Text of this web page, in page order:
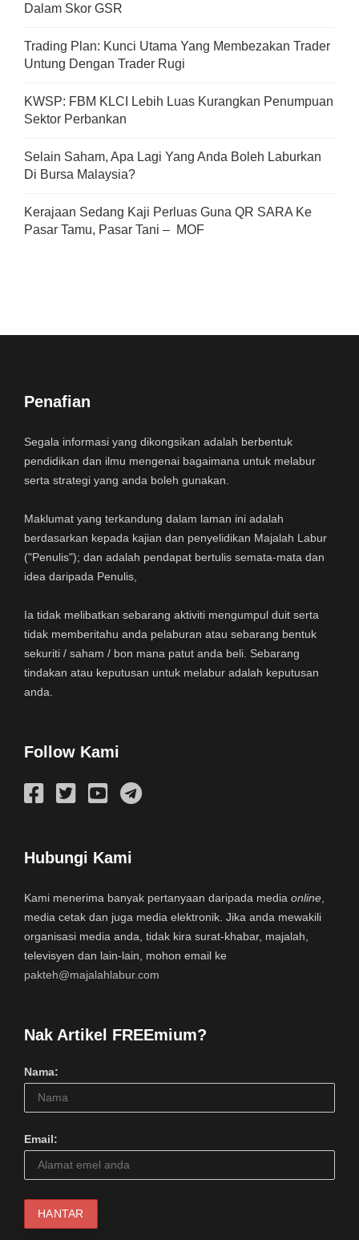
Dalam Skor GSR
Trading Plan: Kunci Utama Yang Membezakan Trader
Untung Dengan Trader Rugi
KWSP: FBM KLCI Lebih Luas Kurangkan Penumpuan
Sektor Perbankan
Selain Saham, Apa Lagi Yang Anda Boleh Laburkan
Di Bursa Malaysia?
Kerajaan Sedang Kaji Perluas Guna QR SARA Ke
Pasar Tamu, Pasar Tani – MOF
Penafian
Segala informasi yang dikongsikan adalah berbentuk
pendidikan dan ilmu mengenai bagaimana untuk melabur
serta strategi yang anda boleh gunakan.
Maklumat yang terkandung dalam laman ini adalah
berdasarkan kepada kajian dan penyelidikan Majalah Labur
("Penulis"); dan adalah pendapat bertulis semata-mata dan
idea daripada Penulis,
Ia tidak melibatkan sebarang aktiviti mengumpul duit serta
tidak memberitahu anda pelaburan atau sebarang bentuk
sekuriti / saham / bon mana patut anda beli. Sebarang
tindakan atau keputusan untuk melabur adalah keputusan
anda.
Follow Kami
Hubungi Kami
Kami menerima banyak pertanyaan daripada media online
media cetak dan juga media elektronik. Jika anda mewakili
organisasi media anda, tidak kira surat-khabar, majalah,
televisyen dan lain-lain, mohon email ke
pakteh@majalahlabur.com
Nak Artikel FREEmium?
Nama:
Email: